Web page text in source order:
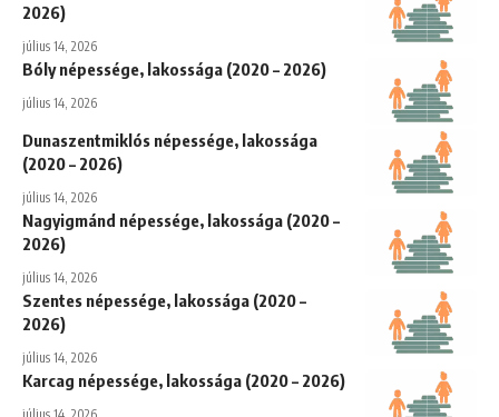
2026)
július 14, 2026
Bóly népessége, lakossága (2020 – 2026)
július 14, 2026
Dunaszentmiklós népessége, lakossága
(2020 – 2026)
július 14, 2026
Nagyigmánd népessége, lakossága (2020 –
2026)
július 14, 2026
Szentes népessége, lakossága (2020 –
2026)
július 14, 2026
Karcag népessége, lakossága (2020 – 2026)